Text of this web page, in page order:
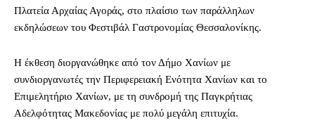
Πλατεία Αρχαίας Αγοράς, στο πλαίσιο των παράλληλων
εκδηλώσεων του Φεστιβάλ Γαστρονομίας Θεσσαλονίκης.
Η έκθεση διοργανώθηκε από τον Δήμο Χανίων με
συνδιοργανωτές την Περιφερειακή Ενότητα Χανίων και το
Επιμελητήριο Χανίων, με τη συνδρομή της Παγκρήτιας
Αδελφότητας Μακεδονίας με πολύ μεγάλη επιτυχία.